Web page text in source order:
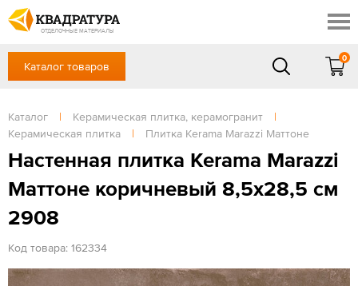
ОТДЕЛОЧНЫЕ МАТЕРИАЛЫ
Профи
Контакты
Доставка и оплата
Выставочный зал
Готовые решения
+7 (861) 217-94-70
Сб, Вс — выходной
ЗАКАЗАТЬ ЗВОНОК
Вход / Регистрация
Каталог товаров
0
Каталог | Керамическая плитка, керамогранит
|
Керамическая плитка
| Плитка Kerama Marazzi Маттоне
Настенная плитка Kerama Marazzi
Маттоне коричневый 8,5х28,5 см
2908
Код товара: 162334